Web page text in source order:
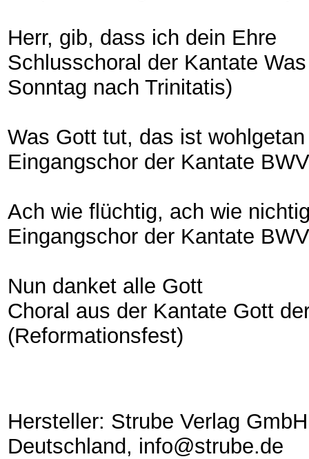
Herr, gib, dass ich dein Ehre
Schlusschoral der Kantate
Sonntag nach Trinitatis)
Was Gott tut, das ist wohlgetan
Eingangschor der Kantate
Ach wie flüchtig, ach wie
Eingangschor der Kantate
Nun danket alle Gott
Choral aus der Kantate Gott
(Reformationsfest)
Hersteller: Strube Verlag
Deutschland, info@strube.de